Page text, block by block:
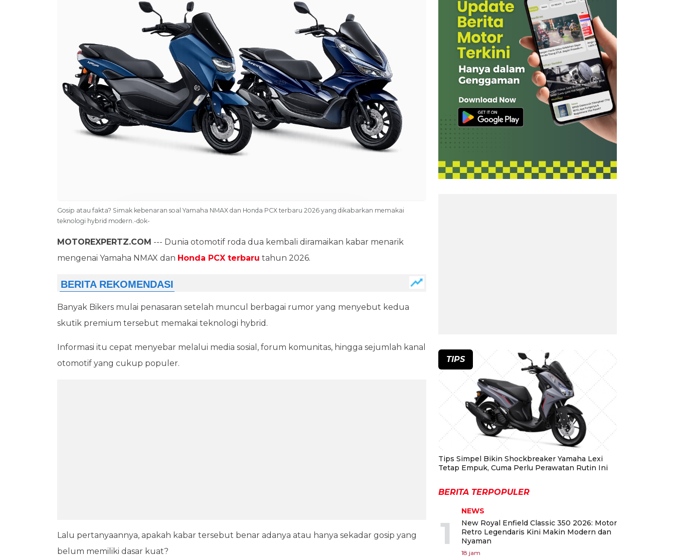
Gosip atau fakta? Simak kebenaran soal Yamaha NMAX dan Honda PCX terbaru 2026 yang dikabarkan memakai
teknologi hybrid modern.-dok-
MOTOREXPERTZ.COM --- Dunia otomotif roda dua kembali diramaikan kabar menarik
mengenai Yamaha NMAX dan Honda PCX terbaru tahun 2026.
Banyak Bikers mulai penasaran setelah muncul berbagai rumor yang menyebut kedua
skutik premium tersebut memakai teknologi hybrid.
Informasi itu cepat menyebar melalui media sosial, forum komunitas, hingga sejumlah kanal
otomotif yang cukup populer.
Lalu pertanyaannya, apakah kabar tersebut benar adanya atau hanya sekadar gosip yang
belum memiliki dasar kuat?
TIPS
Tips Simpel Bikin Shockbreaker Yamaha Lexi
Tetap Empuk, Cuma Perlu Perawatan Rutin Ini
BERITA TERPOPULER
1
NEWS
New Royal Enfield Classic 350 2026: Motor
Retro Legendaris Kini Makin Modern dan
Nyaman
18 jam